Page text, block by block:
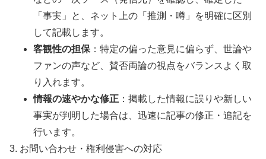
「事実」と、ネット上の「推測・噂」を明確に区別
して記載します。
客観性の担保 ：特定の偏った意見に偏らず、世論や
ファンの声など、賛否両論の視点をバランスよく取
り入れます。
情報の速やかな修正 ：掲載した情報に誤りや新しい
事実が判明した場合は、迅速に記事の修正・追記を
行います。
3. お問い合わせ・権利侵害への対応